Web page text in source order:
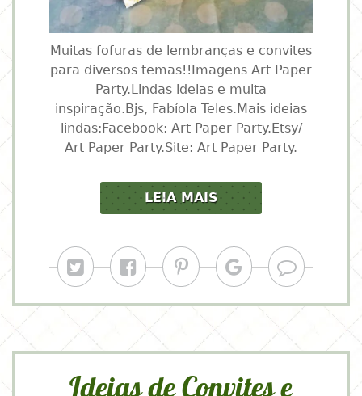
Muitas fofuras de lembranças e convites
para diversos temas!!Imagens Art Paper
Party.Lindas ideias e muita
inspiração.Bjs, Fabíola Teles.Mais ideias
lindas:Facebook: Art Paper Party.Etsy/
Art Paper Party.Site: Art Paper Party.
LEIA MAIS
Ideias de Convites e